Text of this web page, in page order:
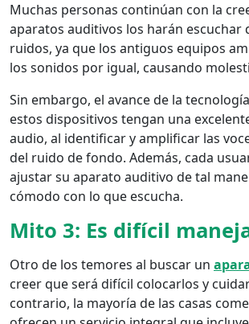
Muchas personas continúan con la
aparatos auditivos los harán escuchar
ruidos, ya que los antiguos equipos
los sonidos por igual, causando
Sin embargo, el avance de la
estos dispositivos tengan una
audio, al identificar y amplificar las
del ruido de fondo. Además, cada
ajustar su aparato auditivo de tal
cómodo con lo que escucha.
Mito 3: Es difícil
Otro de los temores al buscar un
creer que será difícil colocarlos y
contrario, la mayoría de las casas